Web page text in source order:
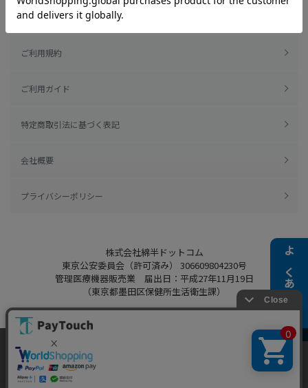
よくある質問
ご利用規約
ご利用ガイド
特定商取引法に基づく表記
会社概要
プライバシーポリシー
株式会社綿半ドットコム
東京公安委員会（許可済み） 306609804230号
管理医療機器販売業 届出日：平成27年11月19日
（東京都墨田区保健所生活衛生課）
Copyright 2022
Powered by Watahan Partners Co., Ltd.
当ウェブサイトでは、お客様により良いサービス
をご提供するため、クッキーを利用しています。
サイト利用を継続することにより、クッキーの使
同意する